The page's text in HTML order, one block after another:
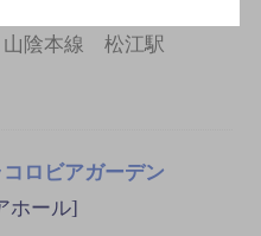
山陰本線 松江駅
コロビアガーデン
ホール]